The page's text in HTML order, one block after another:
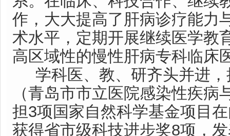
作，大大提高了肝病诊疗能力
术水平，定期开展继续医学教
高区域性的慢性肝病专科临床
学科医、教、研齐头并进，
（青岛市市立医院感染性疾病
担3项国家自然科学基金项目
获得省市级科技进步奖8项，